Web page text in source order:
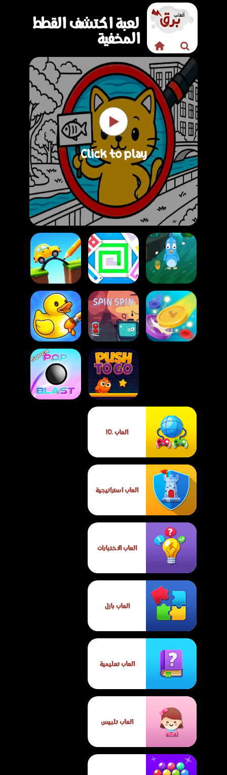
لعبة اكتشف القطط
المخفية
Click to play
لعبة لغز جسر
السيارات
لعبة تلوين المتاهة لعبة إنقاذ الأرنب
لعبة كتاب تلوين
الكلمات
لعبة ربط البطاريات
لعبة اضغط للانطلاق
العاب .IO
العاب استراتيجية
العاب الاختبارات
العاب بازل
العاب تعليمية
العاب تلبيس